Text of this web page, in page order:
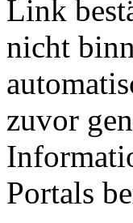
Link
nicht
zuvor
Portals